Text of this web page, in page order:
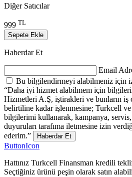
Diğer Satıcılar
999 TL
Sepete Ekle
Haberdar Et
Email
Bu bilgilendirmeyi alabilmeniz için
“Daha iyi hizmet alabilmem için
Hizmetleri A.Ş, iştirakleri ve bunların iş
belirtiline kadar işlenmesine; Turkcell
bilgilerimi kullanarak, kampanya,
duyuruları tarafıma iletmesine izin
ederim.”
Haberdar Et
ButtonIcon
Hattınız Turkcell Finansman kredili
Seçtiğiniz ürünü peşin olarak satın